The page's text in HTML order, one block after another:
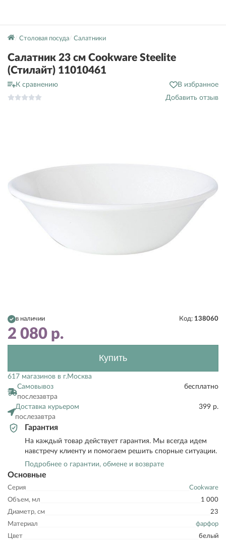
Столовая посуда Салатники
Салатник 23 см Cookware Steelite
(Стилайт) 11010461
К сравнению
В избранное
Добавить отзыв
Основные
Серия
Cookware
Объем, мл
1 000
Диаметр, см
23
Материал
фарфор
Цвет
белый
в наличии Код: 138060
2 080 р.
Купить
617 магазинов в г.Москва
Самовывоз
послезавтра
бесплатно
Доставка курьером
послезавтра
399 р.
Гарантия
На каждый товар действует гарантия. Мы всегда идем
навстречу клиенту и помогаем решить спорные ситуации.
Подробнее о гарантии, обмене и возврате